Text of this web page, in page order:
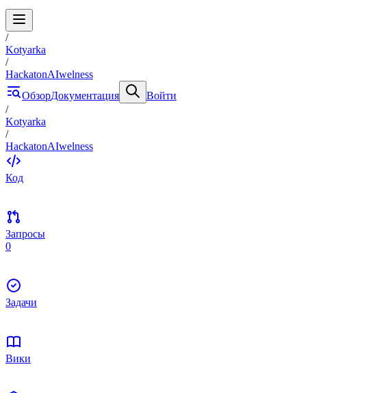
/
Kotyarka
/
HackatonAIwelness
ОбзорДокументация
Войти
/
Kotyarka
/
HackatonAIwelness
Код
Запросы
0
Задачи
Вики